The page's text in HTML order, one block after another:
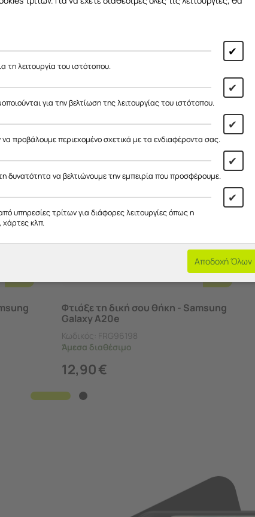
Επιλογές
Φτιάξε τη δική σου θήκη - Samsung
Galaxy A20e
Κωδικός: FRG96198
Άμεσα διαθέσιμο
12,90€
✔
τη λειτουργία του ιστότοπου.
✔
για την βελτίωση της λειτουργίας του ιστότοπου.
✔
προβάλουμε περιεχομένο σχετικά με τα ενδιαφέροντα σας.
✔
δυνατότητα να βελτιώνουμε την εμπειρία που προσφέρουμε.
✔
υπηρεσίες τρίτων για διάφορες λειτουργίες όπως η
χάρτες κλπ.
Αποδοχή Όλων